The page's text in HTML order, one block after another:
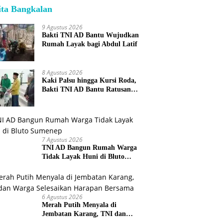
Bangkalan
9 Agustus 2026
Bakti TNI AD Bantu Wujudkan
Rumah Layak bagi Abdul Latif
8 Agustus 2026
Kaki Palsu hingga Kursi Roda,
Bakti TNI AD Bantu Ratusan
7 Agustus 2026
TNI AD Bangun Rumah Warga
Tidak Layak Huni di Bluto
6 Agustus 2026
Merah Putih Menyala di
Jembatan Karang, TNI dan